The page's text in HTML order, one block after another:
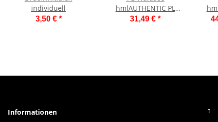
individuell
3,50 € *
hmlAUTHENTIC PL
PANTS WOMAN
31,49 € *
Informationen